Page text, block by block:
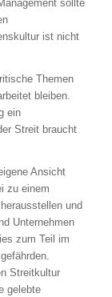
sollte
ist nicht
Themen
bleiben.
ein
Streit braucht
Ansicht
zu einem
und
Unternehmen
zum Teil im
Streitkultur
gelebte